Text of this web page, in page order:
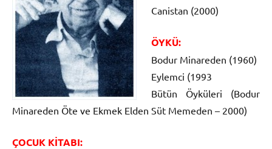
Canistan (2000)
ÖYKÜ:
Bodur Minareden (1960)
Eylemci (1993
Bütün Öyküleri (Bodur
Minareden Öte ve Ekmek Elden Süt Memeden – 2000)
ÇOCUK KİTABI: